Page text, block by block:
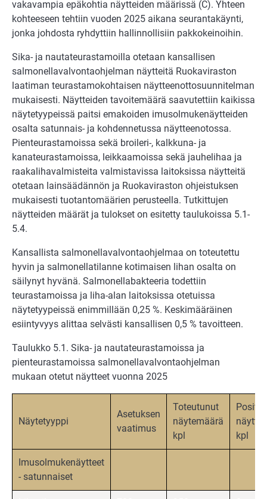
vakavampia epäkohtia näytteiden määrissä (C). Yhteen
kohteeseen tehtiin vuoden 2025 aikana seurantakäynti,
jonka johdosta ryhdyttiin hallinnollisiin pakkokeinoihin.
Sika- ja nautateurastamoilla otetaan kansallisen
salmonellavalvontaohjelman näytteitä Ruokaviraston
laatiman teurastamokohtaisen näytteenottosuunnitelman
mukaisesti. Näytteiden tavoitemäärä saavutettiin kaikissa
näytetyypeissä paitsi emakoiden imusolmukenäytteiden
osalta satunnais- ja kohdennetussa näytteenotossa.
Pienteurastamoissa sekä broileri-, kalkkuna- ja
kanateurastamoissa, leikkaamoissa sekä jauhelihaa ja
raakalihavalmisteita valmistavissa laitoksissa näytteitä
otetaan lainsäädännön ja Ruokaviraston ohjeistuksen
mukaisesti tuotantomäärien perusteella. Tutkittujen
näytteiden määrät ja tulokset on esitetty taulukoissa 5.1-
5.4.
Kansallista salmonellavalvontaohjelmaa on toteutettu
hyvin ja salmonellatilanne kotimaisen lihan osalta on
säilynyt hyvänä. Salmonellabakteeria todettiin
teurastamoissa ja liha-alan laitoksissa otetuissa
näytetyypeissä enimmillään 0,25 %. Keskimääräinen
esiintyvyys alittaa selvästi kansallisen 0,5 % tavoitteen.
Taulukko 5.1. Sika- ja nautateurastamoissa ja
pienteurastamoissa salmonellavalvontaohjelman
mukaan otetut näytteet vuonna 2025
Näytetyyppi
Asetuksen
vaatimus
Toteutunut
näytemäärä
kpl
kpl
Imusolmukenäytteet
- satunnaiset